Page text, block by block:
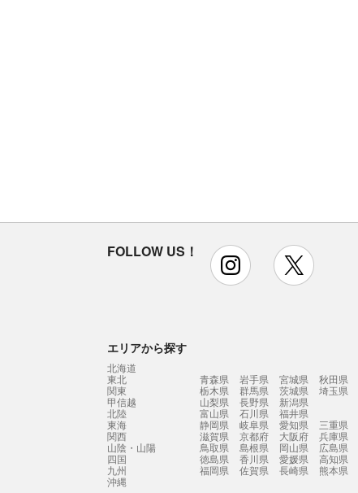
FOLLOW US！ instagram
エリアから探す
北海道
東北
青森県 岩手県 宮城県 秋田県
関東
栃木県 群馬県 茨城県 埼玉県
甲信越
山梨県 長野県
新潟県
北陸
富山県 石川県
福井県
東海
静岡県 岐阜県 愛知県
三重県
関西
滋賀県 京都府 大阪府 兵庫県
山陰・山陽
鳥取県 島根県 岡山県 広島県
四国
徳島県 香川県 愛媛県
高知県
九州
福岡県 佐賀県 長崎県 熊本県
沖縄